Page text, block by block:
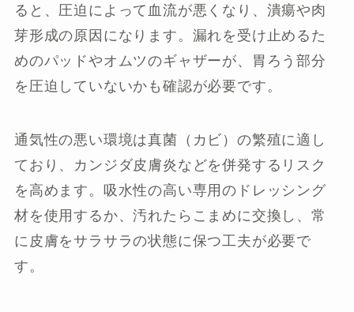
ると、圧迫によって血流が悪くなり、潰瘍や肉
芽形成の原因になります。漏れを受け止めるた
めのパッドやオムツのギャザーが、胃ろう部分
を圧迫していないかも確認が必要です。
通気性の悪い環境は真菌（カビ）の繁殖に適し
ており、カンジダ皮膚炎などを併発するリスク
を高めます。吸水性の高い専用のドレッシング
材を使用するか、汚れたらこまめに交換し、常
に皮膚をサラサラの状態に保つ工夫が必要で
す。